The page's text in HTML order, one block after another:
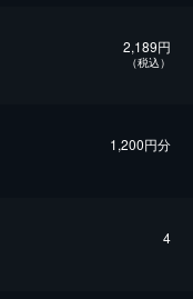
2,189円
（税込）
1,200円分
4